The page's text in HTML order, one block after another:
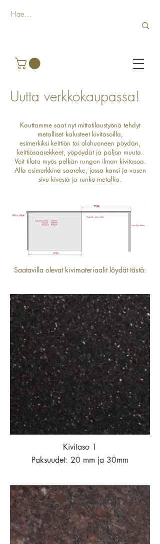
Uutta verkkokaupassa!
Kauttamme saat nyt mittatilaustyönä tehdyt
metalliset kalusteet kivitasoilla,
esimerkiksi keittiön tai olohuoneen pöydän,
keittiösaarekkeet, yöpöydät ja paljon muuta.
Voit tilata myös pelkän rungon ilman kivitasoa.
Alla esimerkkinä saareke, jossa kansi ja vasen
sivu kivestä ja runko metallia.
Saatavilla olevat kivimateriaalit löydät tästä:
Kivitaso 1
Paksuudet: 20 mm ja 30mm